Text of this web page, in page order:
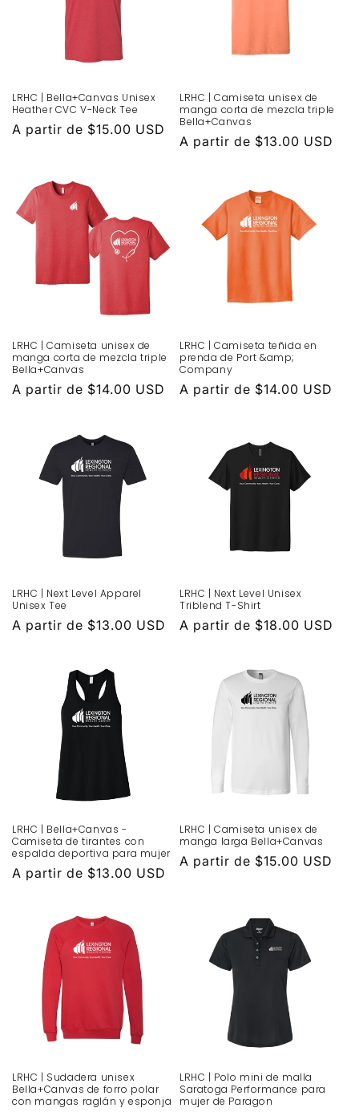
LRHC | Bella+Canvas Unisex
Heather CVC V-Neck Tee
Precio
A partir de $15.00 USD
LRHC | Camiseta unisex de
manga corta de mezcla triple
Bella+Canvas
Precio
A partir de $13.00 USD
LRHC | Camiseta unisex de
manga corta de mezcla triple
Bella+Canvas
Precio
A partir de $14.00 USD
LRHC | Camiseta teñida en
prenda de Port &amp;
Company
Precio
A partir de $14.00 USD
LRHC | Next Level Apparel
Unisex Tee
Precio
A partir de $13.00 USD
LRHC | Next Level Unisex
Triblend T-Shirt
Precio
A partir de $18.00 USD
LRHC | Bella+Canvas -
Camiseta de tirantes con
espalda deportiva para mujer
Precio
A partir de $13.00 USD
LRHC | Camiseta unisex de
manga larga Bella+Canvas
Precio
A partir de $15.00 USD
LRHC | Sudadera unisex
Bella+Canvas de forro polar
con mangas raglán y esponja
LRHC | Polo mini de malla
Saratoga Performance para
mujer de Paragon